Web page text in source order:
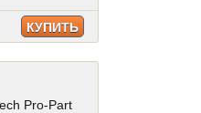
КУПИТЬ
Pro-Part